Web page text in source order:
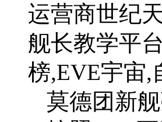
运营商世纪
舰长教学平
榜,EVE宇宙,
莫德团新